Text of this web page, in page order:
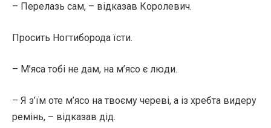
– Перелазь сам, – відказав Королевич.
Просить Ногтиборода їсти.
– М’яса тобі не дам, на м’ясо є люди.
– Я з’їм оте м’ясо на твоєму череві, а із хребта видеру
ремінь, – відказав дід.